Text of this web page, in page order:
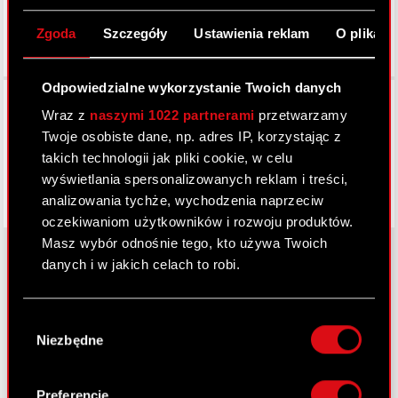
Zgoda Szczegóły Ustawienia reklam O
Odpowiedzialne wykorzystanie Twoich danych
Wraz z naszymi 1022 partnerami przetwarzamy
Twoje osobiste dane, np. adres IP, korzystając z
takich technologii jak pliki cookie, w celu
wyświetlania spersonalizowanych reklam i treści,
analizowania tychże, wychodzenia naprzeciw
oczekiwaniom użytkowników i rozwoju produktów.
Masz wybór odnośnie tego, kto używa Twoich
danych i w jakich celach to robi.
lokalizacji geograficznej z dokładnością nawet
Identyfikować Twoje urządzenie, aktywnie
zgody
Niezbędne
Preferencje
Facebook
O CD PROJEKT
Grupa Kapitałowa